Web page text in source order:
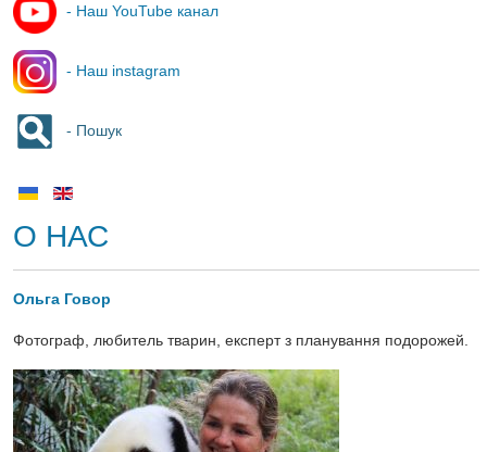
- Наш YouTube канал
- Наш instagram
- Пошук
О НАС
Ольга Говор
Фотограф, любитель тварин, експерт з планування подорожей.